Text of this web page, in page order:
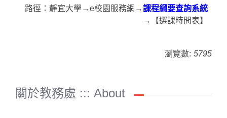
路徑：靜宜大學→e校園服務網→課程綱要查詢系統
→【選課時間表】
瀏覽數: 5795
關於教務處 ::: About